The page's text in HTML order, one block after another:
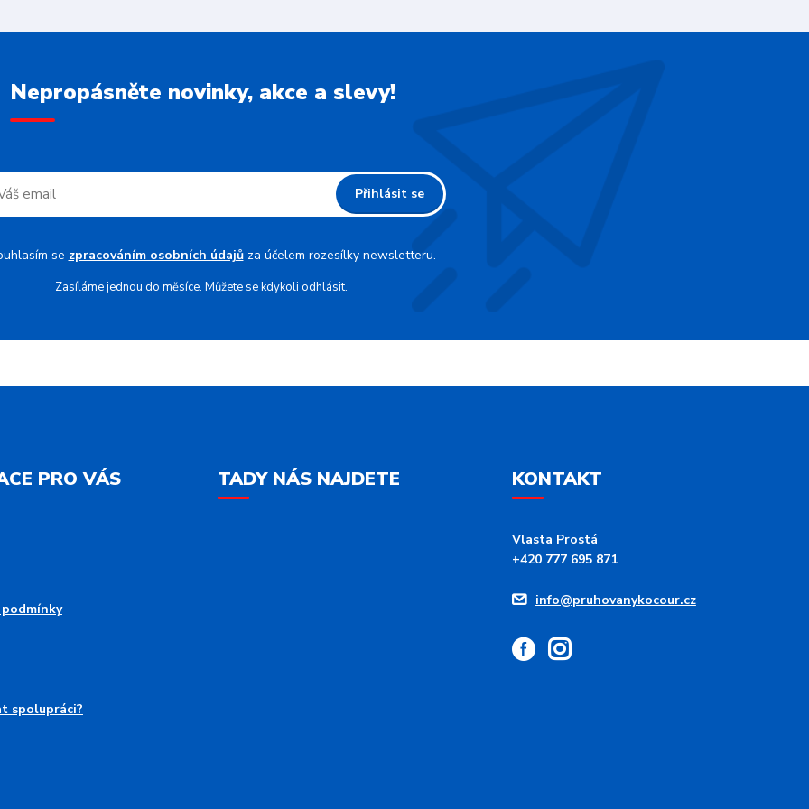
Nepropásněte novinky, akce a slevy!
Přihlásit se
se zpracováním osobních údajůza účelem rozesílky newsletteru.
Zasíláme jednou do měsíce. Můžete se kdykoli odhlásit.
PRO VÁS
spolupráci?
TADY NÁS NAJDETE KONTAKT
Vlasta Prostá
+420 777 695 871
info@pruhovanykocour.cz